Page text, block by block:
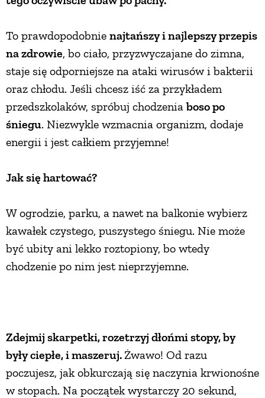
To prawdopodobnie najtańszy i najlepszy przepis
na zdrowie, bo ciało, przyzwyczajane do zimna,
staje się odporniejsze na ataki wirusów i bakterii
oraz chłodu. Jeśli chcesz iść za przykładem
przedszkolaków, spróbuj chodzenia boso po
śniegu. Niezwykle wzmacnia organizm, dodaje
energii i jest całkiem przyjemne!
Jak się hartować?
W ogrodzie, parku, a nawet na balkonie wybierz
kawałek czystego, puszystego śniegu. Nie może
być ubity ani lekko roztopiony, bo wtedy
chodzenie po nim jest nieprzyjemne.
Zdejmij skarpetki, rozetrzyj dłońmi stopy, by
były ciepłe, i maszeruj. Żwawo! Od razu
poczujesz, jak obkurczają się naczynia krwionośne
w stopach. Na początek wystarczy 20 sekund,